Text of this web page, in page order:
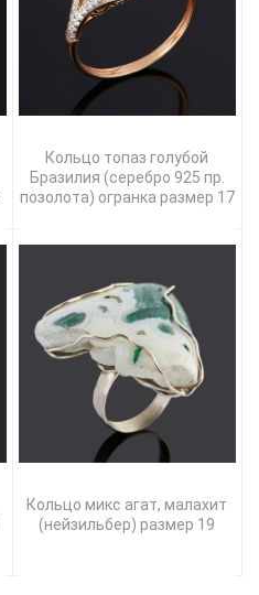
Кольцо топаз голубой
Бразилия (серебро 925 пр.
позолота) огранка размер 17
Кольцо микс агат, малахит
(нейзильбер) размер 19